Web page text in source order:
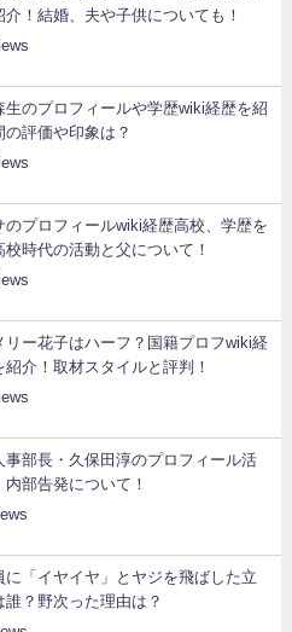
介！結婚、夫や子供についても！
生のプロフィールや学歴wiki経歴を紹
の評価や印象は？
のプロフィールwiki経歴高校、学歴を
校時代の活動と父について！
リー花子はハーフ？国籍プロフwiki経
紹介！取材スタイルと評判！
事部長・久保田淳のプロフィール活
内部告発について！
に「イヤイヤ」とヤジを飛ばした立
誰？野次った理由は？